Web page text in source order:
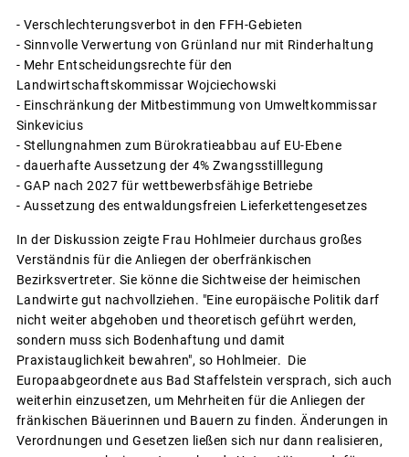
- Verschlechterungsverbot in den FFH-Gebieten
- Sinnvolle Verwertung von Grünland nur mit Rinderhaltung
- Mehr Entscheidungsrechte für den
Landwirtschaftskommissar Wojciechowski
- Einschränkung der Mitbestimmung von Umweltkommissar
Sinkevicius
- Stellungnahmen zum Bürokratieabbau auf EU-Ebene
- dauerhafte Aussetzung der 4% Zwangsstilllegung
- GAP nach 2027 für wettbewerbsfähige Betriebe
- Aussetzung des entwaldungsfreien Lieferkettengesetzes
In der Diskussion zeigte Frau Hohlmeier durchaus großes
Verständnis für die Anliegen der oberfränkischen
Bezirksvertreter. Sie könne die Sichtweise der heimischen
Landwirte gut nachvollziehen. "Eine europäische Politik darf
nicht weiter abgehoben und theoretisch geführt werden,
sondern muss sich Bodenhaftung und damit
Praxistauglichkeit bewahren", so Hohlmeier. Die
Europaabgeordnete aus Bad Staffelstein versprach, sich auch
weiterhin einzusetzen, um Mehrheiten für die Anliegen der
fränkischen Bäuerinnen und Bauern zu finden. Änderungen in
Verordnungen und Gesetzen ließen sich nur dann realisieren,